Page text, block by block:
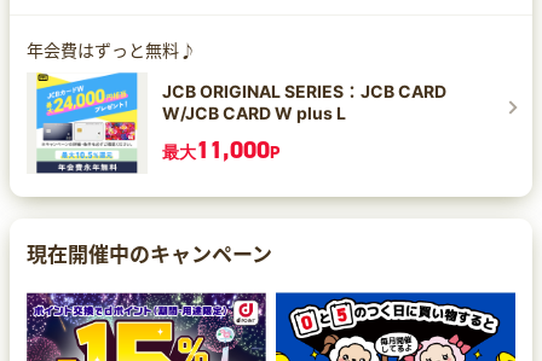
年会費はずっと無料♪
JCB ORIGINAL SERIES：JCB CARD
W/JCB CARD W plus L
最大11,000P
現在開催中のキャンペーン